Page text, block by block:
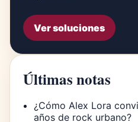
Ver soluciones
Últimas notas
¿Cómo Alex Lora
años de rock urbano?